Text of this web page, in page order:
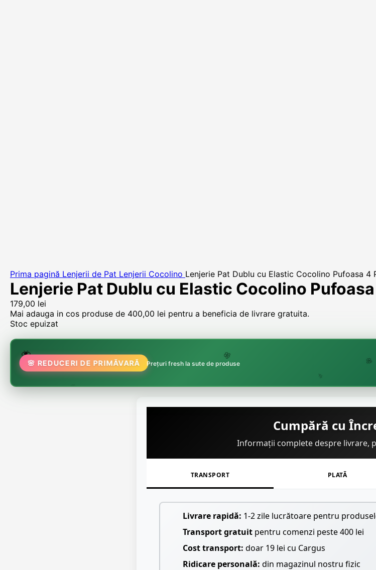
Prima pagină Lenjerii de Pat Lenjerii Cocolino Lenjerie Pat Dublu cu Elastic Cocolino Pufoasa 4
Lenjerie Pat Dublu cu Elastic Cocolino
179,00 lei
Mai adauga in cos produse de 400,00 lei pentru a beneficia de livrare gratuita.
Stoc epuizat
🌸
🏵️
🌸 🌸
🌷
🦋
🌸 REDUCERI DE PRIMĂVARĂ Prețuri fresh la sute de produse
Cumpără cu
Informații complete despre livrare,
TRANSPORT PLATĂ
Livrare rapidă: 1-2 zile lucrătoare pentru
Transport gratuit pentru comenzi peste 400 lei
Cost transport: doar 19 lei cu Cargus
Ridicare personală: din magazinul nostru fizic